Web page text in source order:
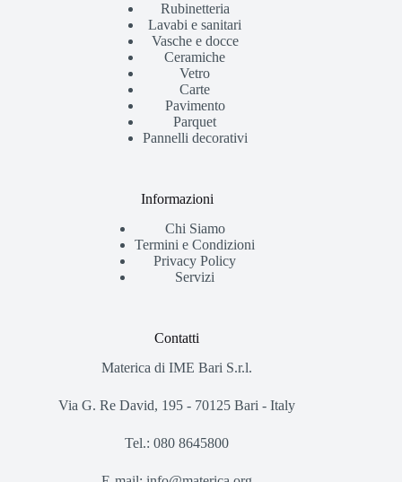
Rubinetteria
Lavabi e sanitari
Vasche e docce
Ceramiche
Vetro
Carte
Pavimento
Parquet
Pannelli decorativi
Informazioni
Chi Siamo
Termini e Condizioni
Privacy Policy
Servizi
Contatti
Materica di IME Bari S.r.l.
Via G. Re David, 195 - 70125 Bari - Italy
Tel.: 080 8645800